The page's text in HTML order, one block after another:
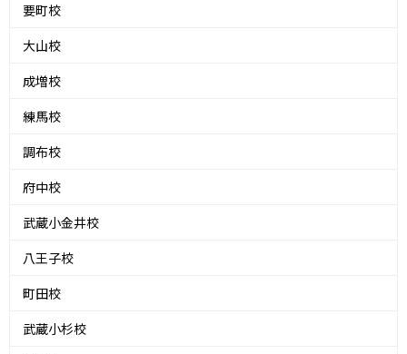
要町校
大山校
成増校
練馬校
調布校
府中校
武蔵小金井校
八王子校
町田校
武蔵小杉校